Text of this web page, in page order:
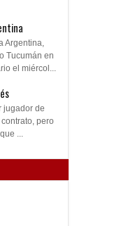
Argentina,
Tucumán en
el miércol...
jugador de
pero
...